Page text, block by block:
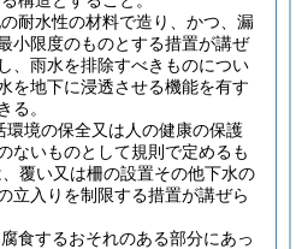
耐水性の材料で造り、かつ、漏
小限度のものとする措置が講ぜ
、雨水を排除すべきものについ
を地下に浸透させる機能を有す
る。
環境の保全又は人の健康の保護
ないものとして規則で定めるも
覆い又は柵の設置その他下水の
立入りを制限する措置が講ぜら
食するおそれのある部分にあっ